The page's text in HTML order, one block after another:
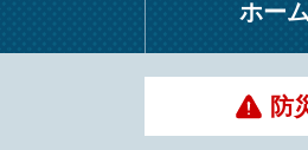
本
ホーム
防